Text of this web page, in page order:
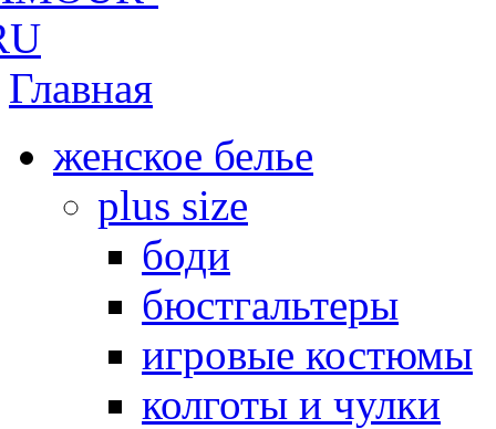
Главная
женское белье
plus size
боди
бюстгальтеры
игровые костюмы
колготы и чулки